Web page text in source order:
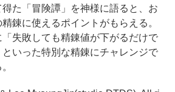
た「冒険譚」を神様に語ると、お
錬に使えるポイントがもらえる。
失敗しても精錬値が下がるだけで
いった特別な精錬にチャレンジで